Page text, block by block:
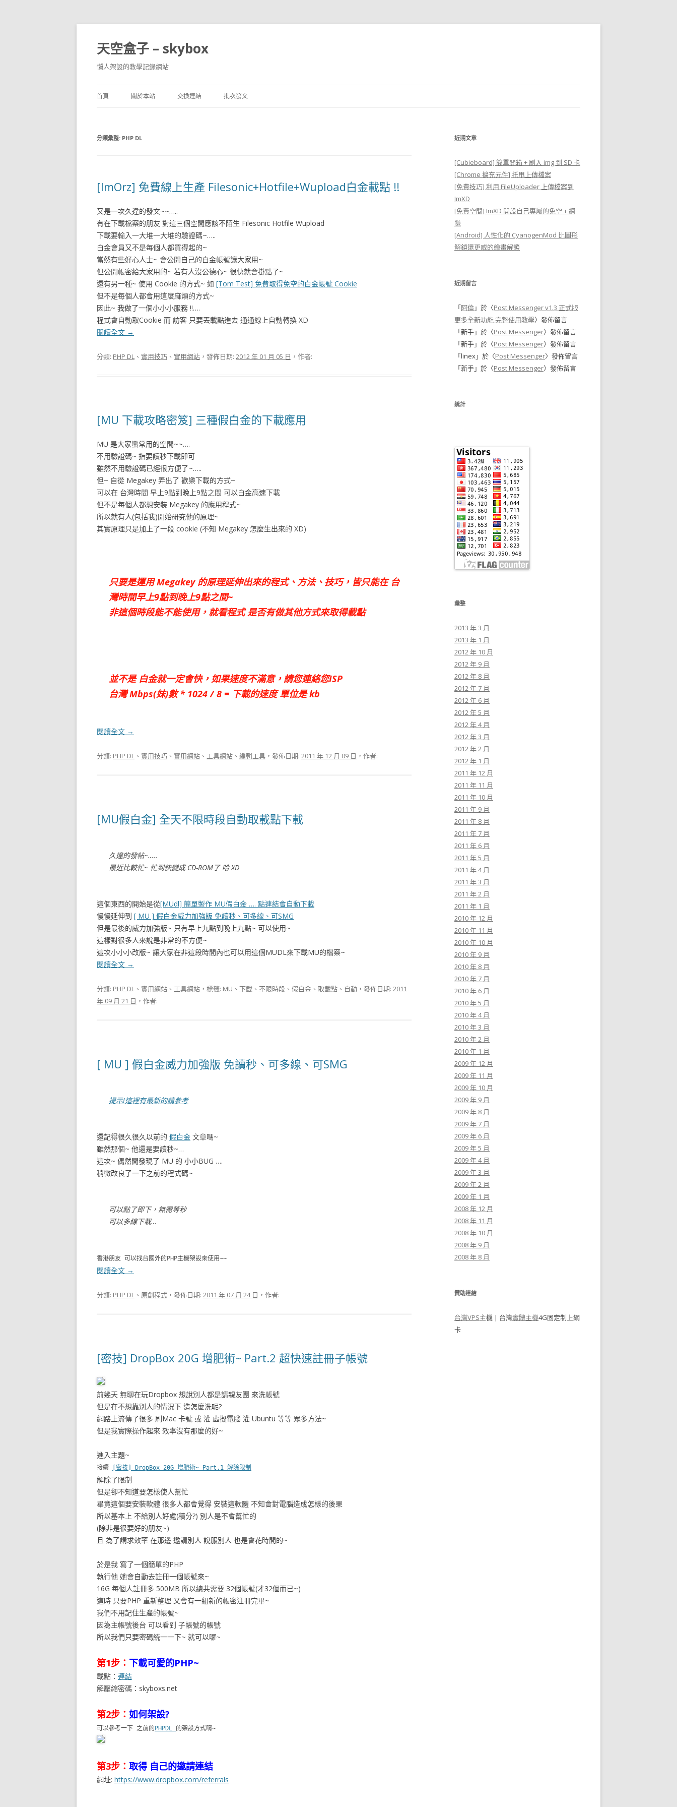
天空盒子 – skybox
懶人架設的教學記錄網站
首頁 關於本站 交換連結 批次發文
分類彙整: PHP DL
[ImOrz] 免費線上生產 Filesonic+Hotfile+Wupload白金載點 !!
又是一次久違的發文~~…..
有在下載檔案的朋友 對這三個空間應該不陌生 Filesonic Hotfile Wupload
下載要輸入一大堆一大堆的驗證碼~…..
白金會員又不是每個人都買得起的~
當然有些好心人士~ 會公開自己的白金帳號讓大家用~
但公開帳密給大家用的~ 若有人沒公德心~ 很快就會掛點了~
還有另一種~ 使用 Cookie 的方式~ 如 [Tom Test] 免費取得免空的白金帳號 Cookie
但不是每個人都會用這麼麻煩的方式~
因此~ 我做了一個小小小服務 !!….
程式會自動取Cookie 而 訪客 只要丟載點進去 通通線上自動轉換 XD
閱讀全文 →
分類: PHP DL 、 實用技巧 、 實用網站 ，發佈日期: 2012 年 01 月 05 日 ，作者:
[MU 下載攻略密笈] 三種假白金的下載應用
MU 是大家蠻常用的空間~~….
不用驗證碼~ 指要讀秒下載即可
雖然不用驗證碼已經很方便了~…..
但~ 自從 Megakey 弄出了 歡樂下載的方式~
可以在 台灣時間 早上9點到晚上9點之間 可以白金高速下載
但不是每個人都想安裝 Megakey 的應用程式~
所以就有人(包括我)開始研究他的原理~
其實原理只是加上了一段 cookie (不知 Megakey 怎麼生出來的 XD)
只要是運用 Megakey 的原理延伸出來的程式、方法、技巧，皆只能在 台
灣時間早上9點到晚上9點之間~
非這個時段能不能使用，就看程式 是否有做其他方式來取得載點
並不是 白金就一定會快，如果速度不滿意，請您連絡您ISP
台灣 Mbps(妹)數 * 1024 / 8 = 下載的速度 單位是 kb
閱讀全文 →
分類: PHP DL 、 實用技巧 、 實用網站 、 工具網站 、 編輯工具 ，發佈日期: 2011 年 12 月 09 日 ，作者:
[MU假白金] 全天不限時段自動取載點下載
久違的發帖~…..
最近比較忙~ 忙到快變成 CD-ROM了 哈 XD
這個東西的開始是從[MUdl] 簡單製作 MU假白金 …. 點連結會自動下載
慢慢延伸到 [ MU ] 假白金威力加強版 免讀秒、可多線、可SMG
但是最後的威力加強版~ 只有早上九點到晚上九點~ 可以使用~
這樣對很多人來說是非常的不方便~
這次小小小改版~ 讓大家在非這段時間內也可以用這個MUDL來下載MU的檔案~
閱讀全文 →
分類: PHP DL 、 實用網站 、 工具網站 ，標籤: MU 、 下載 、 不限時段 、 假白金 、 取載點 、 自動 ，發佈日期: 2011
年 09 月 21 日 ，作者:
[ MU ] 假白金威力加強版 免讀秒、可多線、可SMG
提示!這裡有最新的請參考
還記得很久很久以前的 假白金 文章嗎~
雖然那個~ 他還是要讀秒~…
這次~ 偶然間發現了 MU 的 小小BUG ….
稍微改良了一下之前的程式碼~
可以點了即下，無需等秒
可以多線下載…
香港朋友 可以找台國外的PHP主機架設來使用~~
閱讀全文 →
分類: PHP DL 、 原創程式 ，發佈日期: 2011 年 07 月 24 日 ，作者:
[密技] DropBox 20G 增肥術~ Part.2 超快速註冊子帳號
前幾天 無聊在玩Dropbox 想說別人都是請親友團 來洗帳號
但是在不想靠別人的情況下 造怎麼洗呢?
網路上流傳了很多 刷Mac 卡號 或 灌 虛擬電腦 灌 Ubuntu 等等 眾多方法~
但是我實際操作起來 效率沒有那麼的好~
進入主題~
接續 [密技] DropBox 20G 增肥術~ Part.1 解除限制
解除了限制
但是卻不知道要怎樣使人幫忙
畢竟這個要安裝軟體 很多人都會覺得 安裝這軟體 不知會對電腦造成怎樣的後果
所以基本上 不給別人好處(積分?) 別人是不會幫忙的
(除非是很要好的朋友~)
且 為了講求效率 在那邊 邀請別人 說服別人 也是會花時間的~
於是我 寫了一個簡單的PHP
執行他 她會自動去註冊一個帳號來~
16G 每個人註冊多 500MB 所以總共需要 32個帳號(才32個而已~)
這時 只要PHP 重新整理 又會有一組新的帳密注冊完畢~
我們不用記住生產的帳號~
因為主帳號後台 可以看到 子帳號的帳號
所以我們只要密碼統一一下~ 就可以囉~
第1步： 下載可愛的PHP~
載點： 連結
解壓縮密碼：skyboxs.net
第2步： 如何架設?
可以參考一下 之前的 PHPDL 的架設方式唷~
第3步： 取得 自己的邀請連結
網址: https://www.dropbox.com/referrals
近期文章
[Cubieboard] 簡單開箱 + 刷入 img 到 SD 卡
[Chrome 擴充元件] 托甩上傳檔案
[免費技巧] 利用 FileUploader 上傳檔案到
ImXD
[免費空間] ImXD 開設自己專屬的免空 + 網
賺
[Android] 人性化的 CyanogenMod 比圖形
解鎖還更威的繪畫解鎖
近期留言
「阿倫」於〈Post Messenger v1.3 正式版
更多全新功能 完整使用教學〉發佈留言
「新手」於〈Post Messenger〉發佈留言
「新手」於〈Post Messenger〉發佈留言
「linex」於〈Post Messenger〉發佈留言
「新手」於〈Post Messenger〉發佈留言
統計
彙整
2013 年 3 月
2013 年 1 月
2012 年 10 月
2012 年 9 月
2012 年 8 月
2012 年 7 月
2012 年 6 月
2012 年 5 月
2012 年 4 月
2012 年 3 月
2012 年 2 月
2012 年 1 月
2011 年 12 月
2011 年 11 月
2011 年 10 月
2011 年 9 月
2011 年 8 月
2011 年 7 月
2011 年 6 月
2011 年 5 月
2011 年 4 月
2011 年 3 月
2011 年 2 月
2011 年 1 月
2010 年 12 月
2010 年 11 月
2010 年 10 月
2010 年 9 月
2010 年 8 月
2010 年 7 月
2010 年 6 月
2010 年 5 月
2010 年 4 月
2010 年 3 月
2010 年 2 月
2010 年 1 月
2009 年 12 月
2009 年 11 月
2009 年 10 月
2009 年 9 月
2009 年 8 月
2009 年 7 月
2009 年 6 月
2009 年 5 月
2009 年 4 月
2009 年 3 月
2009 年 2 月
2009 年 1 月
2008 年 12 月
2008 年 11 月
2008 年 10 月
2008 年 9 月
2008 年 8 月
贊助連結
台灣VPS主機 | 台灣實體主機4G固定制上網
卡